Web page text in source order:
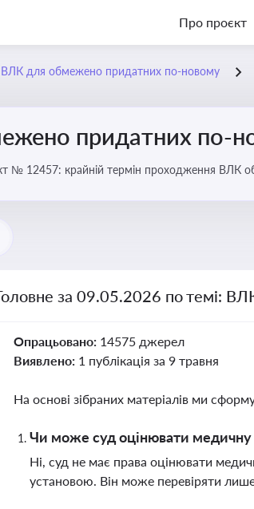
Про проєкт
ВЛК для обмежено придатних по-новому
придатних по-
№ 12457: крайній термін проходження ВЛК
за 09.05.2026 по темі:
Опрацьовано: 14575 джерел
Виявлено: 1 публікація за 9 травня
На основі зібраних матеріалів ми
Чи може суд оцінювати медичну
Ні, суд не має права оцінювати
установою. Він може перевіряти